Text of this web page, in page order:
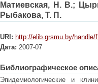
Матиевская, Н. В.;
Рыбакова, Т. П.
URI: http://elib.grsmu.by/handle/
Дата: 2007-07
Библиографическое
Эпидемиологические и